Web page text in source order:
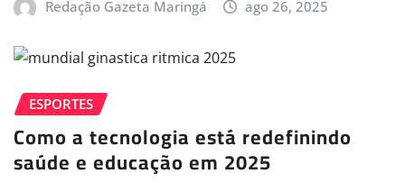
Redação Gazeta Maringá ago 26, 2025
ESPORTES
Como a tecnologia está redefinindo
saúde e educação em 2025